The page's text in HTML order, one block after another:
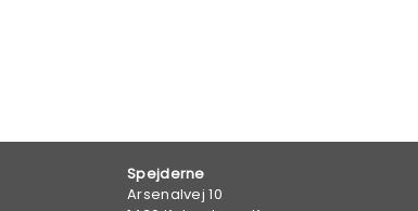
Spejderne
Arsenalvej 10